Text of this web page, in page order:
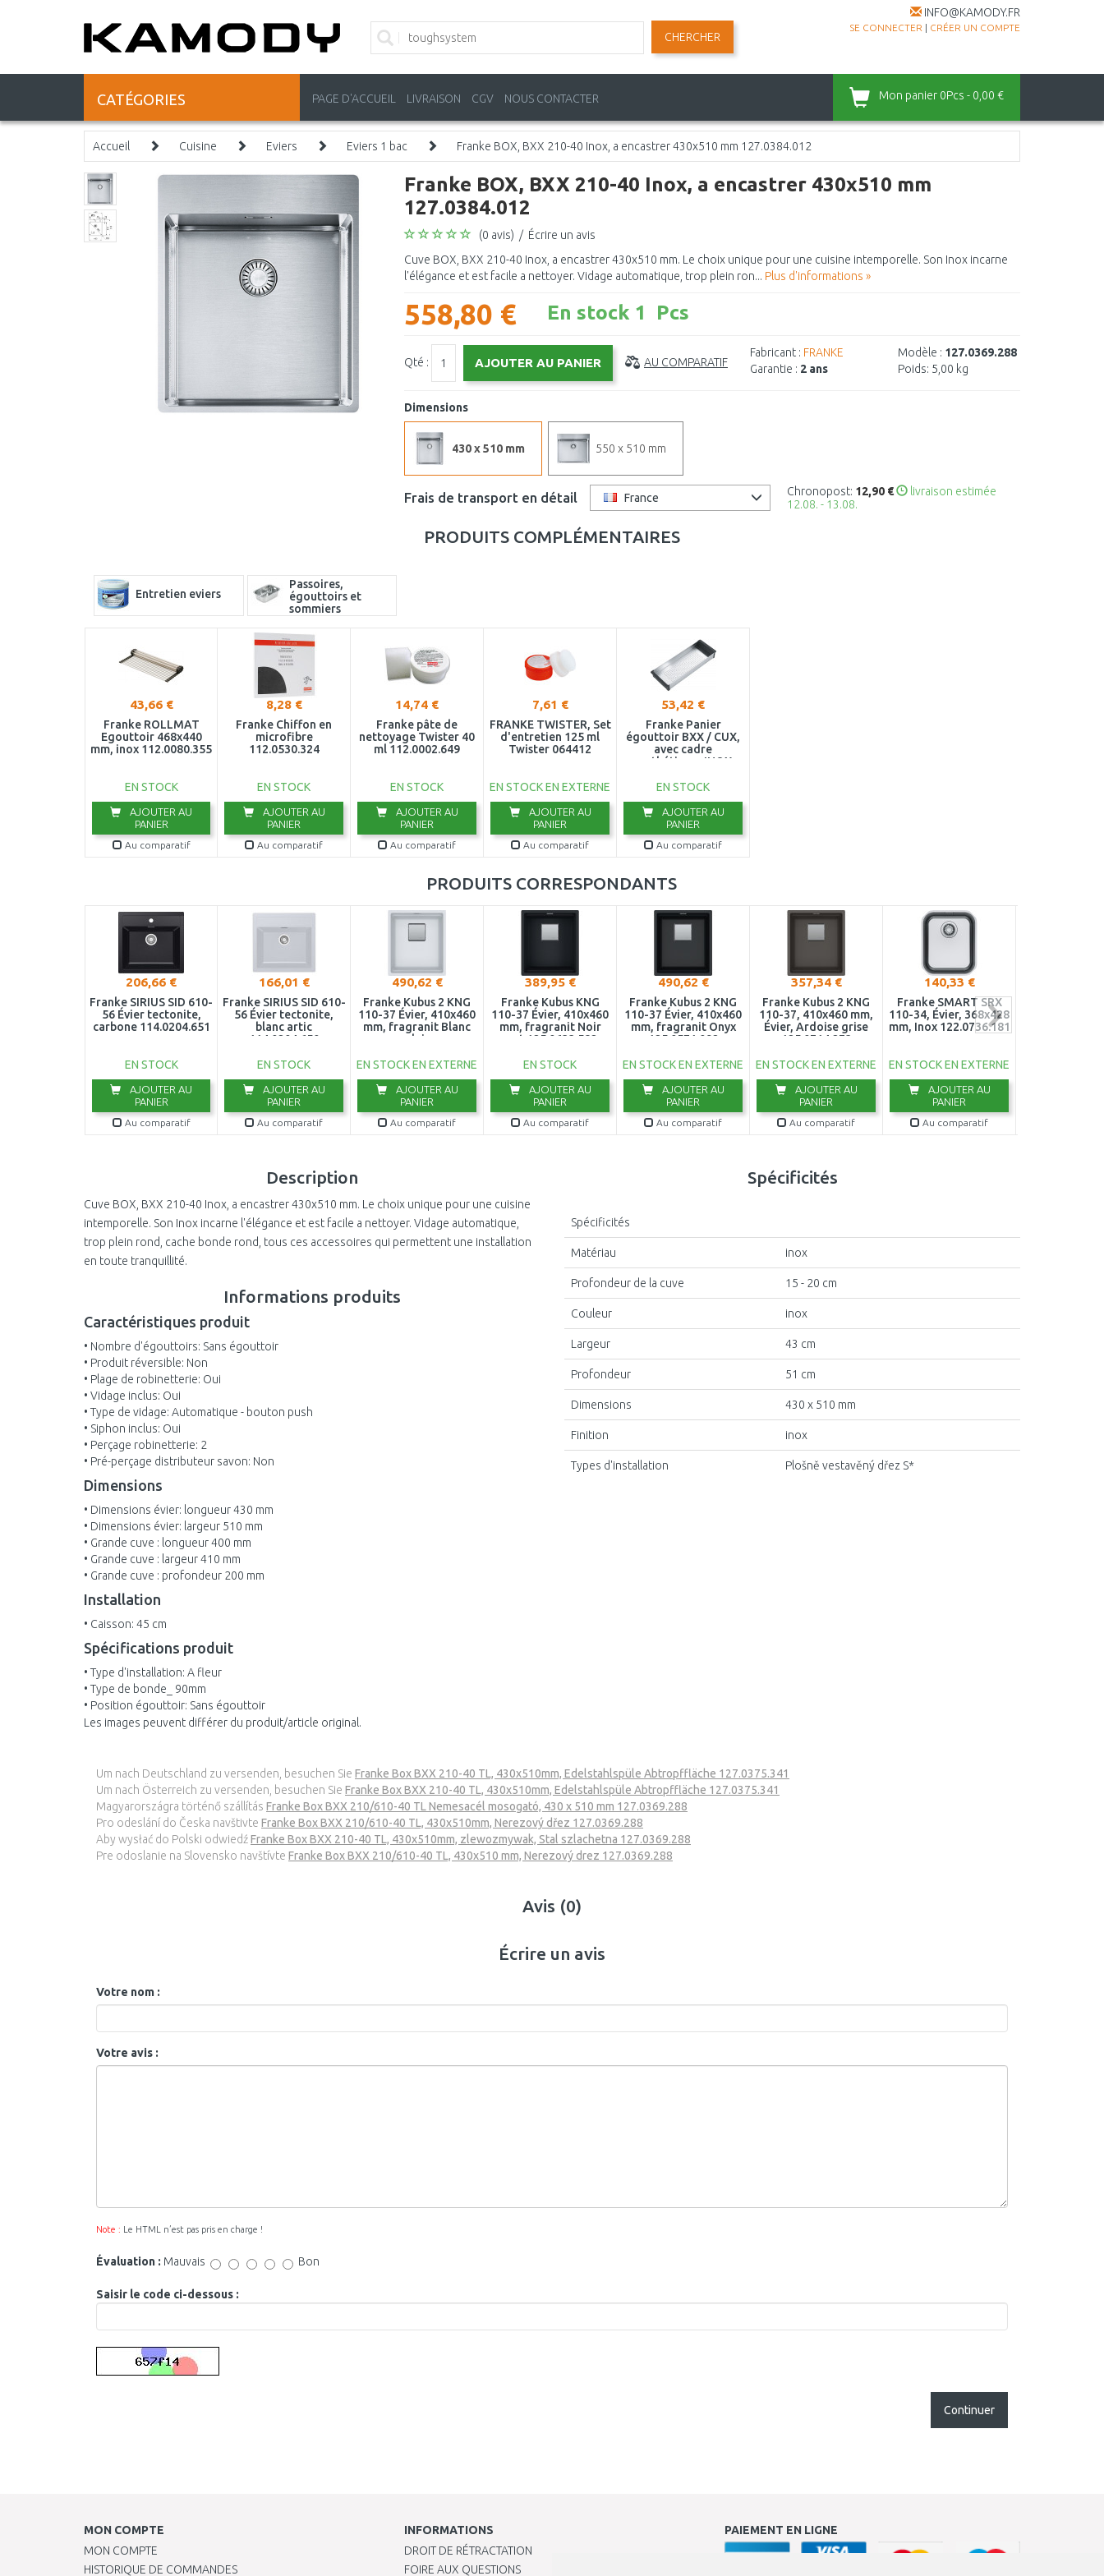
INFO@KAMODY.FR
SE CONNECTER | CRÉER UN COMPTE
CHERCHER
CATÉGORIES PAGE D'ACCUEIL LIVRAISON CGV NOUS CONTACTER Mon panier 0Pcs - 0,00 €
Accueil Cuisine Eviers Eviers 1 bac Franke BOX, BXX 210-40 Inox, a encastrer 430x510 mm 127.0384.012
Franke BOX, BXX 210-40 Inox, a encastrer 430x510 mm
127.0384.012
(0 avis) / Écrire un avis
Cuve BOX, BXX 210-40 Inox, a encastrer 430x510 mm. Le choix unique pour une cuisine intemporelle. Son Inox incarne
l'élégance et est facile a nettoyer. Vidage automatique, trop plein ron... Plus d'informations »
558,80 € En stock 1 Pcs
Qté : AU COMPARATIF
Fabricant : FRANKE
Garantie : 2 ans
Modèle : 127.0369.288
Poids: 5,00 kg
Dimensions
430 x 510 mm 550 x 510 mm
Frais de transport en détail France Chronopost: 12,90 €
livraison estimée
12.08. - 13.08.
PRODUITS COMPLÉMENTAIRES
Entretien eviers
Passoires,
égouttoirs et
sommiers
43,66 €
Franke ROLLMAT
Egouttoir 468x440
mm, inox 112.0080.355
EN STOCK
AJOUTER AU
PANIER
Au comparatif
8,28 €
Franke Chiffon en
microfibre
112.0530.324
EN STOCK
AJOUTER AU
PANIER
Au comparatif
14,74 €
Franke pâte de
nettoyage Twister 40
ml 112.0002.649
EN STOCK
AJOUTER AU
PANIER
Au comparatif
7,61 €
FRANKE TWISTER, Set
d'entretien 125 ml
Twister 064412
EN STOCK EN EXTERNE
AJOUTER AU
PANIER
Au comparatif
53,42 €
Franke Panier
égouttoir BXX / CUX,
avec cadre
synthétique, INOX
EN STOCK
AJOUTER AU
PANIER
Au comparatif
PRODUITS CORRESPONDANTS
206,66 €
Franke SIRIUS SID 610-
56 Évier tectonite,
carbone 114.0204.651
EN STOCK
AJOUTER AU
PANIER
Au comparatif
166,01 €
Franke SIRIUS SID 610-
56 Évier tectonite,
blanc artic
114.0204.650
EN STOCK
AJOUTER AU
PANIER
Au comparatif
490,62 €
Franke Kubus 2 KNG
110-37 Évier, 410x460
mm, fragranit Blanc
polaire
EN STOCK EN EXTERNE
AJOUTER AU
PANIER
Au comparatif
389,95 €
Franke Kubus KNG
110-37 Évier, 410x460
mm, fragranit Noir
mat 125.0633.582
EN STOCK
AJOUTER AU
PANIER
Au comparatif
490,62 €
Franke Kubus 2 KNG
110-37 Évier, 410x460
mm, fragranit Onyx
125.0571.092
EN STOCK EN EXTERNE
AJOUTER AU
PANIER
Au comparatif
357,34 €
Franke Kubus 2 KNG
110-37, 410x460 mm,
Évier, Ardoise grise
125.0714.273
EN STOCK EN EXTERNE
AJOUTER AU
PANIER
Au comparatif
140,33 €
Franke SMART SRX
110-34, Évier, 368x428
mm, Inox 122.0736.181
EN STOCK EN EXTERNE
AJOUTER AU
PANIER
Au comparatif
Description
Cuve BOX, BXX 210-40 Inox, a encastrer 430x510 mm. Le choix unique pour une cuisine
intemporelle. Son Inox incarne l'élégance et est facile a nettoyer. Vidage automatique,
trop plein rond, cache bonde rond, tous ces accessoires qui permettent une installation
en toute tranquillité.
Informations produits
Caractéristiques produit
• Nombre d'égouttoirs: Sans égouttoir
• Produit réversible: Non
• Plage de robinetterie: Oui
• Vidage inclus: Oui
• Type de vidage: Automatique - bouton push
• Siphon inclus: Oui
• Perçage robinetterie: 2
• Pré-perçage distributeur savon: Non
Dimensions
• Dimensions évier: longueur 430 mm
• Dimensions évier: largeur 510 mm
• Grande cuve : longueur 400 mm
• Grande cuve : largeur 410 mm
• Grande cuve : profondeur 200 mm
Installation
• Caisson: 45 cm
Spécifications produit
• Type d'installation: A fleur
• Type de bonde_ 90mm
• Position égouttoir: Sans égouttoir
Les images peuvent différer du produit/article original.
Spécificités
Spécificités
Matériau inox
Profondeur de la cuve 15 - 20 cm
Couleur inox
Largeur 43 cm
Profondeur 51 cm
Dimensions 430 x 510 mm
Finition inox
Types d'installation Plošně vestavěný dřez S*
Um nach Deutschland zu versenden, besuchen Sie Franke Box BXX 210-40 TL, 430x510mm, Edelstahlspüle Abtropffläche 127.0375.341
Um nach Österreich zu versenden, besuchen Sie Franke Box BXX 210-40 TL, 430x510mm, Edelstahlspüle Abtropffläche 127.0375.341
Magyarországra történő szállítás Franke Box BXX 210/610-40 TL Nemesacél mosogató, 430 x 510 mm 127.0369.288
Pro odeslání do Česka navštivte Franke Box BXX 210/610-40 TL, 430x510mm, Nerezový dřez 127.0369.288
Aby wysłać do Polski odwiedźFranke Box BXX 210-40 TL, 430x510mm, zlewozmywak, Stal szlachetna 127.0369.288
Pre odoslanie na Slovensko navštívte Franke Box BXX 210/610-40 TL, 430x510 mm, Nerezový drez 127.0369.288
Avis (0)
Écrire un avis
Votre nom :
Votre avis :
Note : Le HTML n’est pas pris en charge !
Évaluation : Mauvais Bon
Saisir le code ci-dessous :
Continuer
MON COMPTE
MON COMPTE
HISTORIQUE DE COMMANDES
INFORMATIONS
DROIT DE RÉTRACTATION
FOIRE AUX QUESTIONS
PAIEMENT EN LIGNE